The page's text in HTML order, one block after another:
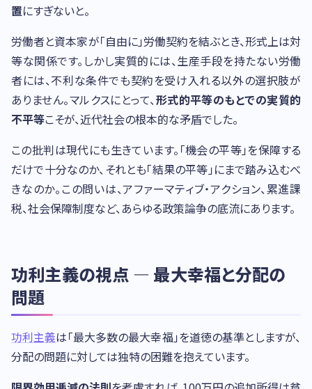
置にすぎないと。
労働者と資本家が「自由に」労働契約を結ぶとき、形式上は対
等な関係です。しかし実質的には、生産手段を持たない労働
者には、不利な条件でも契約を受け入れる以外の選択肢が
ありません。マルクスにとって、形式的平等のもとでの実質的
不平等こそが、近代社会の根本的な矛盾でした。
この批判は現代にも生きています。「機会の平等」を保障する
だけで十分なのか、それとも「結果の平等」にまで踏み込むべ
きなのか。この問いは、アファーマティブ・アクション、累進課
税、社会保障制度など、あらゆる政策論争の底流にあります。
功利主義の視点 — 最大幸福と分配の
問題
功利主義は「最大多数の最大幸福」を道徳の基準としますが、
分配の問題に対しては独特の困難を抱えています。